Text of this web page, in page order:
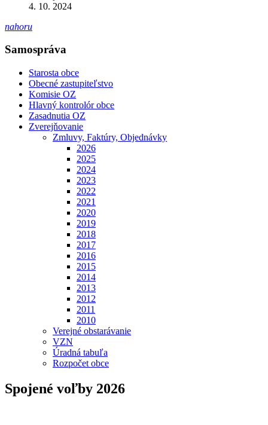
4. 10. 2024
nahoru
Samospráva
Starosta obce
Obecné zastupiteľstvo
Komisie OZ
Hlavný kontrolór obce
Zasadnutia OZ
Zverejňovanie
Zmluvy, Faktúry, Objednávky
2026
2025
2024
2023
2022
2021
2020
2019
2018
2017
2016
2015
2014
2013
2012
2011
2010
Verejné obstarávanie
VZN
Úradná tabuľa
Rozpočet obce
Spojené voľby 2026